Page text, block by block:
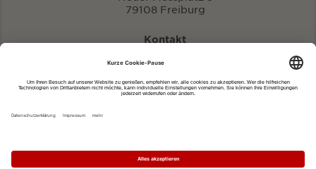
79108 Freiburg
Kontakt
eventportal@fwtm.de
Impressum